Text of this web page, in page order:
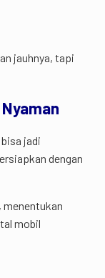
jauhnya, tapi
jadi
dengan
menentukan
mobil